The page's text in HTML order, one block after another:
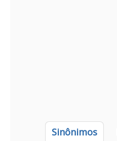
Sinônimos